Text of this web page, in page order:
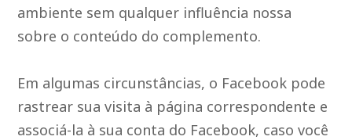
ambiente sem qualquer influência nossa
sobre o conteúdo do complemento.
Em algumas circunstâncias, o Facebook pode
rastrear sua visita à página correspondente e
associá-la à sua conta do Facebook, caso você